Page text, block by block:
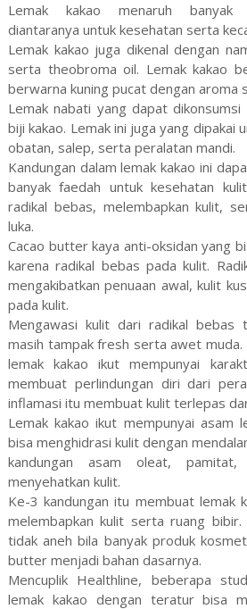
Lemak kakao menaruh banyak
diantaranya untuk kesehatan serta
Lemak kakao juga dikenal dengan
serta theobroma oil. Lemak kakao
berwarna kuning pucat dengan aroma
Lemak nabati yang dapat
biji kakao. Lemak ini juga yang dipakai
obatan, salep, serta peralatan mandi.
Kandungan dalam lemak kakao ini
banyak faedah untuk kesehatan
radikal bebas, melembapkan kulit,
luka.
Cacao butter kaya anti-oksidan yang
karena radikal bebas pada kulit.
mengakibatkan penuaan awal, kulit
pada kulit.
Mengawasi kulit dari radikal bebas
masih tampak fresh serta awet muda.
lemak kakao ikut mempunyai
membuat perlindungan diri dari
inflamasi itu membuat kulit terlepas
Lemak kakao ikut mempunyai asam
bisa menghidrasi kulit dengan
kandungan asam oleat,
menyehatkan kulit.
Ke-3 kandungan itu membuat lemak
melembapkan kulit serta ruang bibir.
tidak aneh bila banyak produk
butter menjadi bahan dasarnya.
Mencuplik Healthline, beberapa
lemak kakao dengan teratur bisa